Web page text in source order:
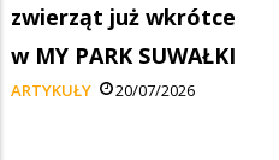
zwierząt już wkrótce
w MY PARK SUWAŁKI
ARTYKUŁY 20/07/2026